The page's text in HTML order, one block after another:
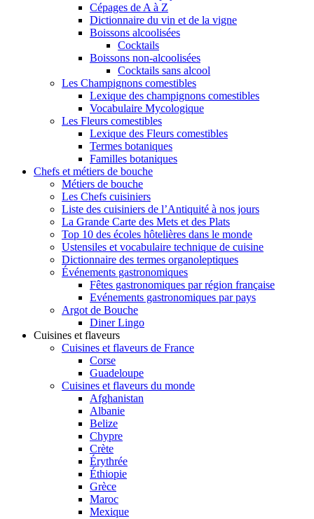
Cépages de A à Z
Dictionnaire du vin et de la vigne
Boissons alcoolisées
Cocktails
Boissons non-alcoolisées
Cocktails sans alcool
Les Champignons comestibles
Lexique des champignons comestibles
Vocabulaire Mycologique
Les Fleurs comestibles
Lexique des Fleurs comestibles
Termes botaniques
Familles botaniques
Chefs et métiers de bouche
Métiers de bouche
Les Chefs cuisiniers
Liste des cuisiniers de l’Antiquité à nos jours
La Grande Carte des Mets et des Plats
Top 10 des écoles hôtelières dans le monde
Ustensiles et vocabulaire technique de cuisine
Dictionnaire des termes organoleptiques
Événements gastronomiques
Fêtes gastronomiques par région française
Evénements gastronomiques par pays
Argot de Bouche
Diner Lingo
Cuisines et flaveurs
Cuisines et flaveurs de France
Corse
Guadeloupe
Cuisines et flaveurs du monde
Afghanistan
Albanie
Belize
Chypre
Crète
Érythrée
Éthiopie
Grèce
Maroc
Mexique